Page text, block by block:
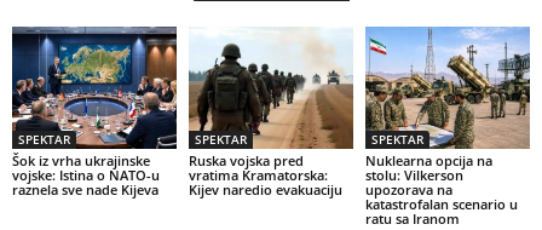
SPEKTAR
Šok iz vrha ukrajinske
vojske: Istina o NATO-u
raznela sve nade Kijeva
SPEKTAR
Ruska vojska pred
vratima Kramatorska:
Kijev naredio evakuaciju
SPEKTAR
Nuklearna opcija na
stolu: Vilkerson
upozorava na
katastrofalan scenario u
ratu sa Iranom